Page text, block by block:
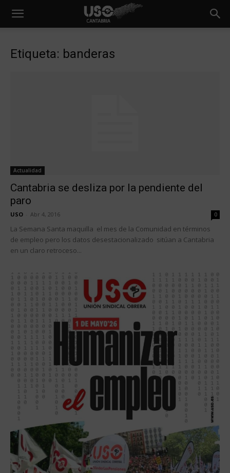
Etiqueta: banderas
Actualidad
Cantabria se desliza por la pendiente del
paro
USO Abr 4, 2016 0
La Semana Santa maquilla el mes de la Comunidad en términos
de empleo pero los datos desestacionalizado sitúan a Cantabria
en un claro retroceso...